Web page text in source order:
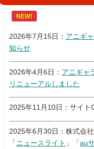
NEW!
2026年7月15日： アニギ
知らせ
2026年4月6日： アニギャ
リニューアルしました
2025年11月10日：サイト
2025年6月30日：株式会
「 ニュースライト 」「au